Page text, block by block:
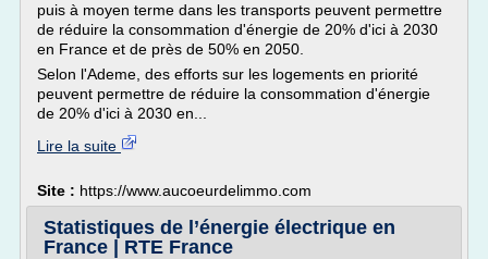
puis à moyen terme dans les transports peuvent permettre
de réduire la consommation d'énergie de 20% d'ici à 2030
en France et de près de 50% en 2050.
Selon l'Ademe, des efforts sur les logements en priorité
peuvent permettre de réduire la consommation d'énergie
de 20% d'ici à 2030 en...
Lire la suite
Site : https://www.aucoeurdelimmo.com
Statistiques de l’énergie électrique en
France | RTE France